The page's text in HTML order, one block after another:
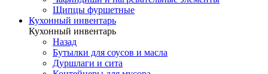
Щипцы фуршетные
Кухонный инвентарь
Кухонный инвентарь
Назад
Бутылки для соусов и масла
Дуршлаги и сита